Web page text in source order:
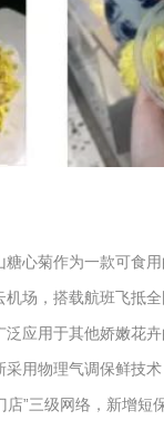
心菊作为一款可食
场，搭载航班飞抵
应用于其他娇嫩花
用物理气调保鲜技
”三级网络，新增